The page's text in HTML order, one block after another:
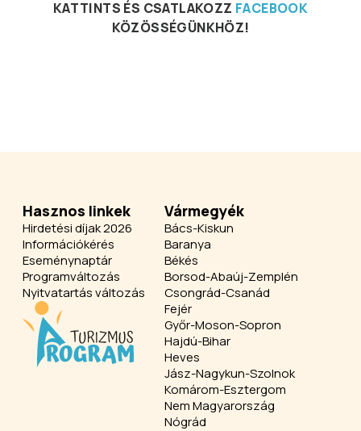
KATTINTS ÉS CSATLAKOZZ FACEBOOK
KÖZÖSSÉGÜNKHÖZ!
Hasznos linkek
Hirdetési díjak 2026
Információkérés
Eseménynaptár
Programváltozás
Nyitvatartás változás
Vármegyék
Bács-Kiskun
Baranya
Békés
Borsod-Abaúj-Zemplén
Csongrád-Csanád
Fejér
Győr-Moson-Sopron
Hajdú-Bihar
Heves
Jász-Nagykun-Szolnok
Komárom-Esztergom
Nem Magyarország
Nógrád